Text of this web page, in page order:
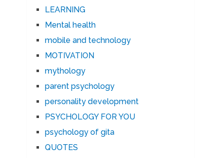
LEARNING
Mental health
mobile and technology
MOTIVATION
mythology
parent psychology
personality development
PSYCHOLOGY FOR YOU
psychology of gita
QUOTES